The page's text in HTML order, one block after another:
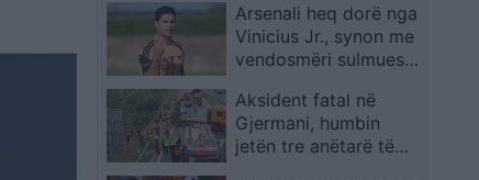
Arsenali heq dorë nga
Vinicius Jr., synon me
vendosmëri sulmuesin
Aksident fatal në
Gjermani, humbin
jetën tre anëtarë të